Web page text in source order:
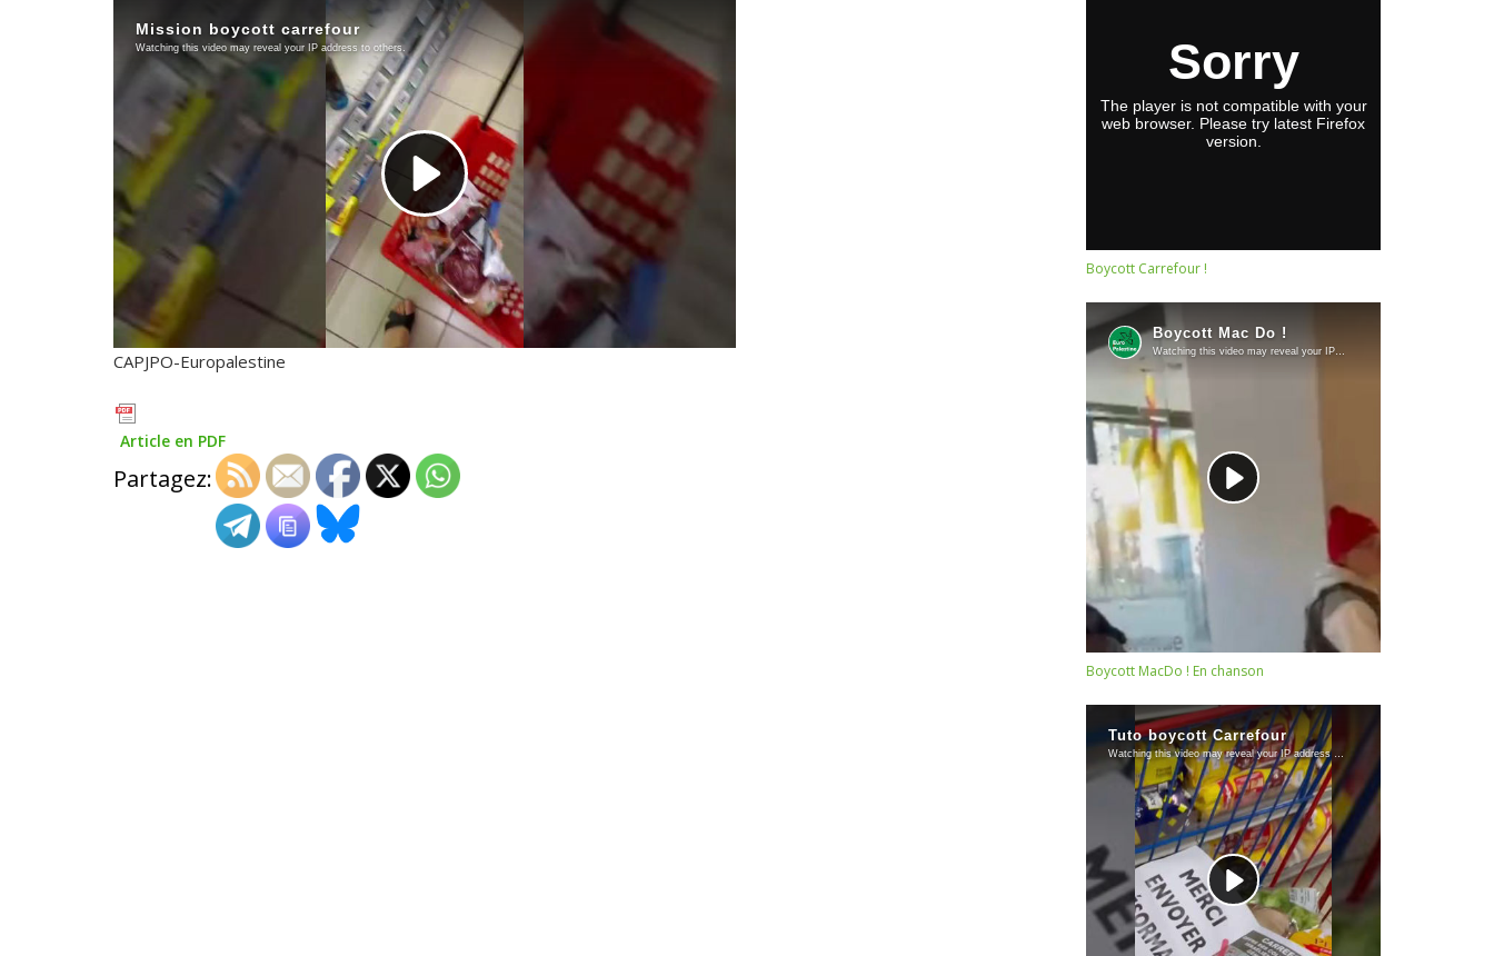
CAPJPO-Europalestine
Article en PDF
Partagez:
Boycott Carrefour !
Boycott MacDo ! En chanson